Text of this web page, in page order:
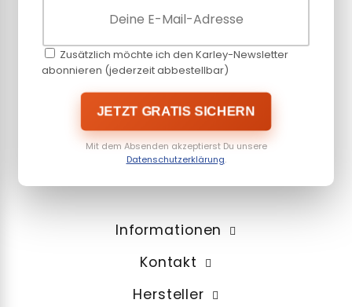
Zusätzlich möchte ich den Karley-Newsletter
abonnieren (jederzeit abbestellbar)
JETZT GRATIS SICHERN
Mit dem Absenden akzeptierst Du unsere
Datenschutzerklärung.
Informationen
Kontakt
Hersteller